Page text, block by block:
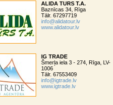
ALIDA TURS T.A.
Baznīcas 34, Rīga
Tālr. 67297719
info@alidatour.lv
www.alidatour.lv
IG TRADE
Šmerļa iela 3 - 274, Rīga, LV-
1006
Tālr. 67553409
info@igtrade.lv
www.igtrade.lv